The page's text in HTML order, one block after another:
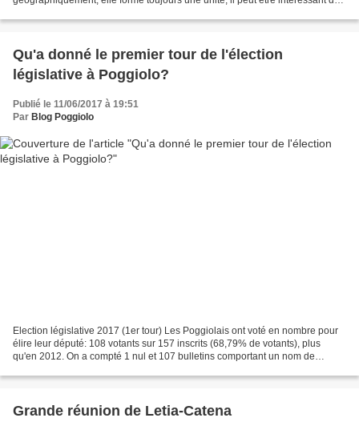
Qu'a donné le premier tour de l'élection
législative à Poggiolo?
Publié le 11/06/2017 à 19:51
Par Blog Poggiolo
Election législative 2017 (1er tour) Les Poggiolais ont voté en nombre pour
élire leur député: 108 votants sur 157 inscrits (68,79% de votants), plus
qu'en 2012. On a compté 1 nul et 107 bulletins comportant un nom de
Grande réunion de Letia-Catena